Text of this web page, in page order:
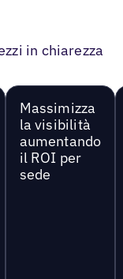
in chiarezza
Massimizza
la visibilità
aumentando
il ROI per
sede